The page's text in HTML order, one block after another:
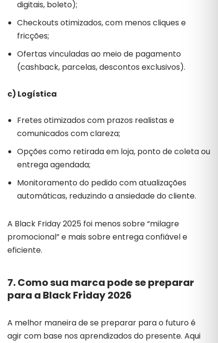
digitais, boleto);
Checkouts otimizados, com menos cliques e
fricções;
Ofertas vinculadas ao meio de pagamento
(cashback, parcelas, descontos exclusivos).
c) Logística
Fretes otimizados com prazos realistas e
comunicados com clareza;
Opções como retirada em loja, ponto de coleta ou
entrega agendada;
Monitoramento do pedido com atualizações
automáticas, reduzindo a ansiedade do cliente.
A Black Friday 2025 foi menos sobre “milagre
promocional” e mais sobre entrega confiável e
eficiente.
7. Como sua marca pode se preparar
para a Black Friday 2026
A melhor maneira de se preparar para o futuro é
agir com base nos aprendizados do presente. Aqui